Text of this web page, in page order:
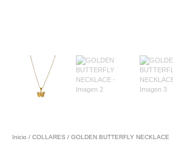
Inicio / COLLARES / GOLDEN BUTTERFLY NECKLACE